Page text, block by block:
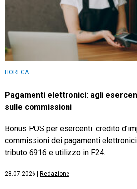
HORECA
Pagamenti elettronici: agli
sulle commissioni
Bonus POS per esercenti: credito
commissioni dei pagamenti
tributo 6916 e utilizzo in F24.
28.07.2026 Redazione